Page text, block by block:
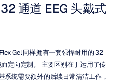
通道 EEG 头戴式
Gel 同样拥有一套强悍耐用的 32
定向定制。 主要区别在于运用了传
系统需要额外的后续日常清洁工作，